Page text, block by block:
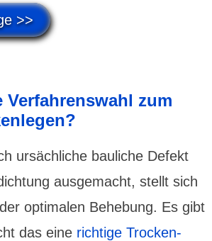
>>
Verfah­rens­wahl zum
ursäch­liche bauliche Defekt
ausge­macht, stellt sich
opti­malen Behe­bung. Es gibt
das eine richtige Trocken­